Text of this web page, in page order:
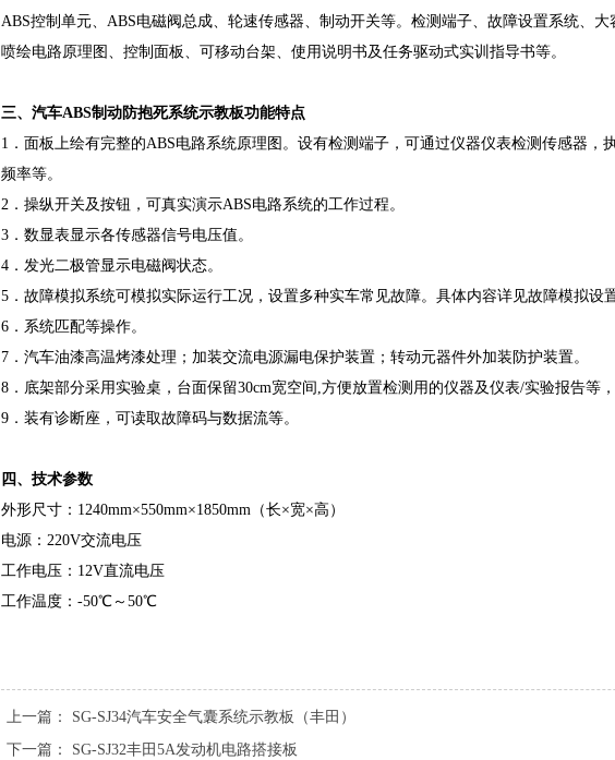
ABS控制单元、ABS电磁阀总成、轮速传感器、制动开关等。检测端子、故障设置系统、
喷绘电路原理图、控制面板、可移动台架、使用说明书及任务驱动式实训指导书等。
三、汽车ABS制动防抱死系统示教板功能特点
1．面板上绘有完整的ABS电路系统原理图。设有检测端子，可通过仪器仪表检测传感器，
频率等。
2．操纵开关及按钮，可真实演示ABS电路系统的工作过程。
3．数显表显示各传感器信号电压值。
4．发光二极管显示电磁阀状态。
5．故障模拟系统可模拟实际运行工况，设置多种实车常见故障。具体内容详见故障模拟设
6．系统匹配等操作。
7．汽车油漆高温烤漆处理；加装交流电源漏电保护装置；转动元器件外加装防护装置。
8．底架部分采用实验桌，台面保留30cm宽空间,方便放置检测用的仪器及仪表/实验报告等
9．装有诊断座，可读取故障码与数据流等。
四、技术参数
外形尺寸：1240mm×550mm×1850mm（长×宽×高）
电源：220V交流电压
工作电压：12V直流电压
工作温度：-50℃～50℃
上一篇： SG-SJ34汽车安全气囊系统示教板（丰田）
下一篇： SG-SJ32丰田5A发动机电路搭接板